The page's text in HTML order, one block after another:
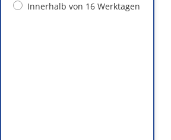
Innerhalb von 16 Werktagen